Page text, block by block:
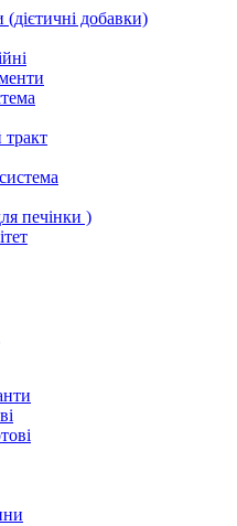
(дієтичні добавки)
печінки )